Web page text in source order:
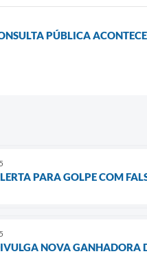
PÚBLICA
PARA GOLPE COM
NOVA